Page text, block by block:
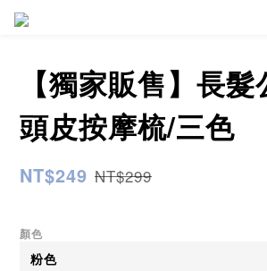
【獨家販售】長
頭皮按摩梳/三色
NT$249 NT$299
顏色